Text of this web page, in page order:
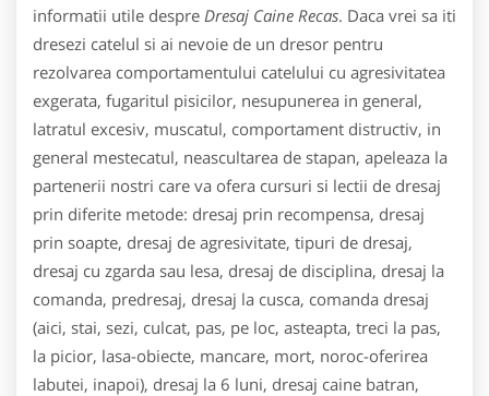
informatii utile despre Dresaj Caine Recas. Daca vrei sa iti
dresezi catelul si ai nevoie de un dresor pentru
rezolvarea comportamentului catelului cu agresivitatea
exgerata, fugaritul pisicilor, nesupunerea in general,
latratul excesiv, muscatul, comportament distructiv, in
general mestecatul, neascultarea de stapan, apeleaza la
partenerii nostri care va ofera cursuri si lectii de dresaj
prin diferite metode: dresaj prin recompensa, dresaj
prin soapte, dresaj de agresivitate, tipuri de dresaj,
dresaj cu zgarda sau lesa, dresaj de disciplina, dresaj la
comanda, predresaj, dresaj la cusca, comanda dresaj
(aici, stai, sezi, culcat, pas, pe loc, asteapta, treci la pas,
la picior, lasa-obiecte, mancare, mort, noroc-oferirea
labutei, inapoi), dresaj la 6 luni, dresaj caine batran,